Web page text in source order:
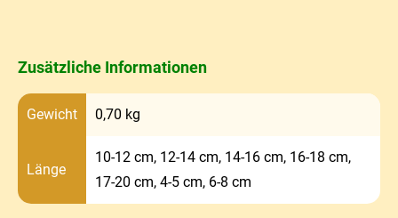
Zusätzliche Informationen
Gewicht 0,70 kg
Länge
10-12 cm, 12-14 cm, 14-16 cm, 16-18 cm,
17-20 cm, 4-5 cm, 6-8 cm